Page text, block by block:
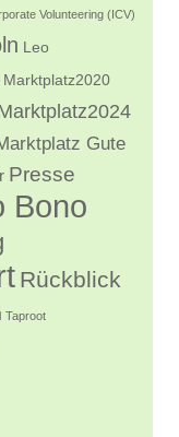
Volunteering (ICV)
Leo
Marktplatz2020
Gute
Presse
Bono
Rückblick
Taproot